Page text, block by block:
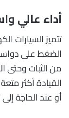
أداء عالي
تتميز السيارات
الضغط على
من الثبات وحتى
القيادة أكثر
أو عند الحاجة